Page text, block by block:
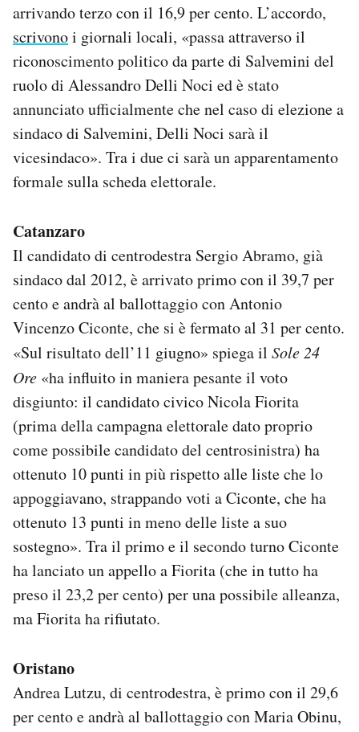
arrivando terzo con il 16,9 per cento. L’accordo,
scrivonoi giornali locali, «passa attraverso il
riconoscimento politico da parte di Salvemini del
ruolo di Alessandro Delli Noci ed è stato
annunciato ufficialmente che nel caso di elezione a
sindaco di Salvemini, Delli Noci sarà il
vicesindaco». Tra i due ci sarà un apparentamento
formale sulla scheda elettorale.
Catanzaro
Il candidato di centrodestra Sergio Abramo, già
sindaco dal 2012, è arrivato primo con il 39,7 per
cento e andrà al ballottaggio con Antonio
Vincenzo Ciconte, che si è fermato al 31 per cento.
«Sul risultato dell’11 giugno» spiega il Sole 24
Ore «ha influito in maniera pesante il voto
disgiunto: il candidato civico Nicola Fiorita
(prima della campagna elettorale dato proprio
come possibile candidato del centrosinistra) ha
ottenuto 10 punti in più rispetto alle liste che lo
appoggiavano, strappando voti a Ciconte, che ha
ottenuto 13 punti in meno delle liste a suo
sostegno». Tra il primo e il secondo turno Ciconte
ha lanciato un appello a Fiorita (che in tutto ha
preso il 23,2 per cento) per una possibile alleanza,
ma Fiorita ha rifiutato.
Oristano
Andrea Lutzu, di centrodestra, è primo con il 29,6
per cento e andrà al ballottaggio con Maria Obinu,